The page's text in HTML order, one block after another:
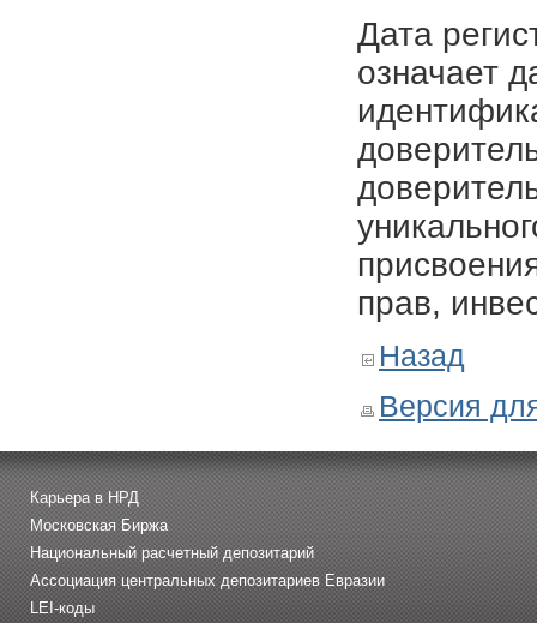
Дата
означает
прав,
Назад
Версия
Карьера в НРД
Московская Биржа
Национальный расчетный депозитарий
Ассоциация центральных депозитариев Евразии
LEI-коды